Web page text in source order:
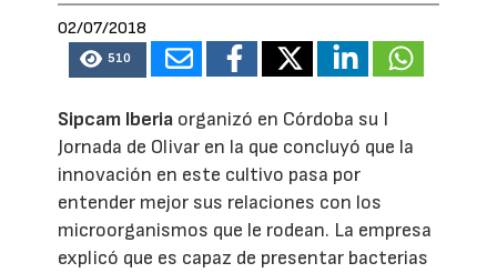
02/07/2018
510
Sipcam Iberia organizó en Córdoba su I
Jornada de Olivar en la que concluyó que la
innovación en este cultivo pasa por
entender mejor sus relaciones con los
microorganismos que le rodean. La empresa
explicó que es capaz de presentar bacterias